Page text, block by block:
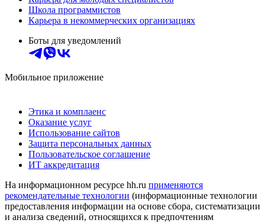
Школа программистов
Карьера в некоммерческих организациях
Боты для уведомлений
Мобильное приложение
Этика и комплаенс
Оказание услуг
Использование сайтов
Защита персональных данных
Пользовательское соглашение
ИТ аккредитация
На информационном ресурсе hh.ru применяются
рекомендательные технологии (информационные технологии
предоставления информации на основе сбора, систематизации
и анализа сведений, относящихся к предпочтениям